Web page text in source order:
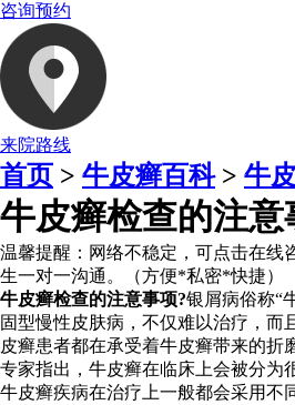
咨询预约
来院路线
首页 > 牛皮癣百科> 牛
牛皮癣检查的注意
温馨提醒： 网络不稳定，可点击在线
生一对一沟通。（方便*私密*快捷）
牛皮癣检查的注意事项?银屑病俗称“
固型慢性皮肤病，不仅难以治疗，而
皮癣患者都在承受着牛皮癣带来的折
专家指出，牛皮癣在临床上会被分为
牛皮癣疾病在治疗上一般都会采用不